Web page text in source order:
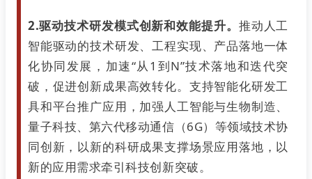
2.驱动技术研发模式创新和效能提升。 推动人工
智能驱动的技术研发、工程实现、产品落地一体
化协同发展，加速“从1到N”技术落地和迭代突
破，促进创新成果高效转化。支持智能化研发工
具和平台推广应用，加强人工智能与生物制造、
量子科技、第六代移动通信（6G）等领域技术协
同创新，以新的科研成果支撑场景应用落地，以
新的应用需求牵引科技创新突破。